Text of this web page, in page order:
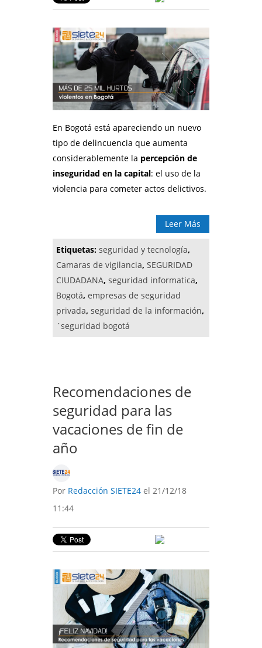
En Bogotá está apareciendo un nuevo
tipo de delincuencia que aumenta
considerablemente la percepción de
inseguridad en la capital: el uso de la
violencia para cometer actos delictivos.
Leer Más
Etiquetas: seguridad y tecnología,
Camaras de vigilancia, SEGURIDAD
CIUDADANA, seguridad informatica,
Bogotá, empresas de seguridad
privada, seguridad de la información,
´seguridad bogotá
Recomendaciones de
seguridad para las
vacaciones de fin de
año
Por Redacción SIETE24 el 21/12/18
11:44